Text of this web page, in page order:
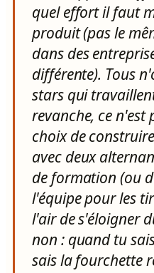
quel effort il faut
produit (pas le
dans des
différente). Tous
stars qui
revanche, ce
choix de
avec deux
de formation (ou
l'équipe pour les
l'air de s'éloigner
non : quand tu
sais la fourchette